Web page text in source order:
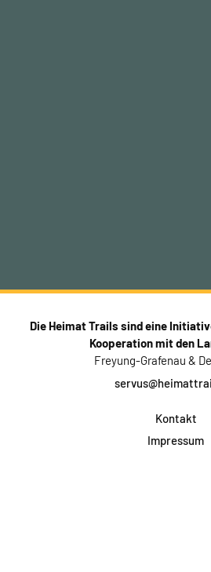
Die Heimat Trails sind eine
Kooperation mit den
Freyung-Grafenau &
Kontakt
Impressum